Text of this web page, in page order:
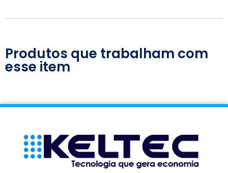
Produtos que trabalham com
esse item